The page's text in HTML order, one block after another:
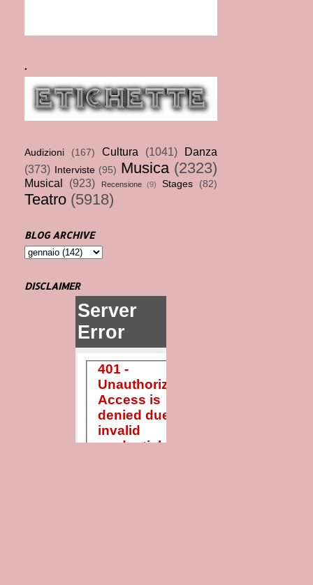
.
Audizioni (167) Cultura (1041)
Danza
(373)
Interviste (95) Musica (2323)
Musical (923) Recensione (9) Stages (82)
Teatro (5918)
BLOG ARCHIVE
DISCLAIMER